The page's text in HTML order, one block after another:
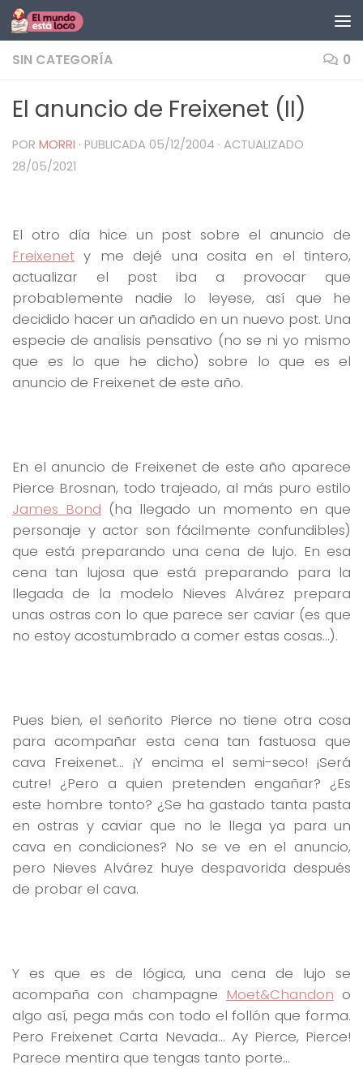
Saltar al contenido
SIN CATEGORÍA 0
El anuncio de Freixenet (II)
POR MORRI · PUBLICADA 05/12/2004 · ACTUALIZADO
28/05/2021
El otro día hice un post sobre el anuncio de
Freixenet y me dejé una cosita en el tintero,
actualizar el post iba a provocar que
probablemente nadie lo leyese, así que he
decidido hacer un añadido en un nuevo post. Una
especie de analisis pensativo (no se ni yo mismo
que es lo que he dicho) sobre lo que es el
anuncio de Freixenet de este año.
En el anuncio de Freixenet de este año aparece
Pierce Brosnan, todo trajeado, al más puro estilo
James Bond (ha llegado un momento en que
personaje y actor son fácilmente confundibles)
que está preparando una cena de lujo. En esa
cena tan lujosa que está preparando para la
llegada de la modelo Nieves Alvárez prepara
unas ostras con lo que parece ser caviar (es que
no estoy acostumbrado a comer estas cosas…).
Pues bien, el señorito Pierce no tiene otra cosa
para acompañar esta cena tan fastuosa que
cava Freixenet… ¡Y encima el semi-seco! ¡Será
cutre! ¿Pero a quien pretenden engañar? ¿Es
este hombre tonto? ¿Se ha gastado tanta pasta
en ostras y caviar que no le llega ya para un
cava en condiciones? No se ve en el anuncio,
pero Nieves Alvárez huye despavorida después
de probar el cava.
Y es que es de lógica, una cena de lujo se
acompaña con champagne Moet&Chandon o
algo así, pega más con todo el follón que forma.
Pero Freixenet Carta Nevada… Ay Pierce, Pierce!
Parece mentira que tengas tanto porte…